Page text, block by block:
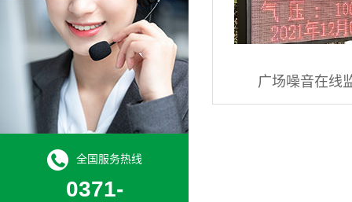
全国服务热线
0371-
广场噪音在线